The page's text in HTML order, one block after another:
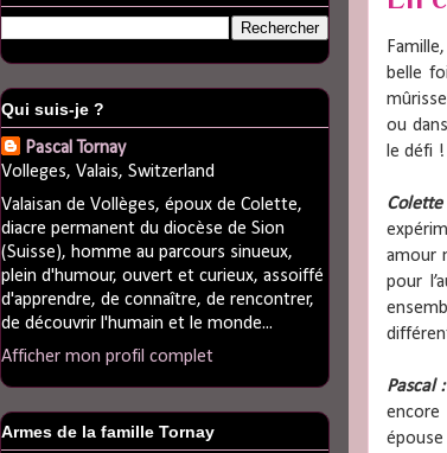
belle
ou
le défi
amour
pour
Pascal
Qui suis-je ?
Pascal Tornay
Volleges, Valais, Switzerland
Valaisan de Vollèges, époux de Colette,
diacre permanent du diocèse de Sion
(Suisse), homme au parcours sinueux,
plein d'humour, ouvert et curieux, assoiffé
d'apprendre, de connaître, de rencontrer,
de découvrir l'humain et le monde...
Afficher mon profil complet
Armes de la famille Tornay